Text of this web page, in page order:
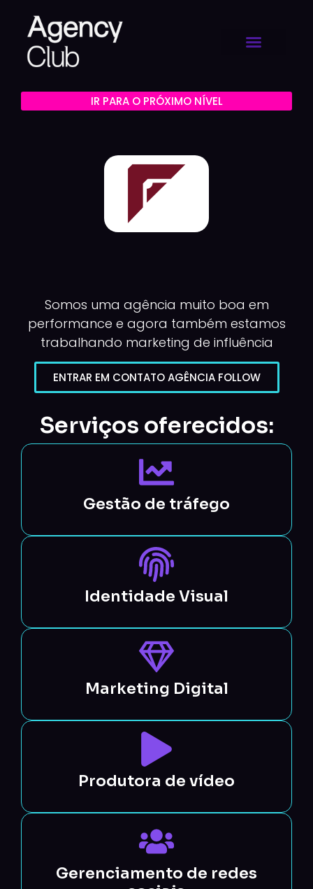
IR PARA O PRÓXIMO NÍVEL
Somos uma agência muito boa em
performance e agora também estamos
trabalhando marketing de influência
ENTRAR EM CONTATO AGÊNCIA FOLLOW
Serviços oferecidos:
Gestão de tráfego
Identidade Visual
Marketing Digital
Produtora de vídeo
Gerenciamento de redes